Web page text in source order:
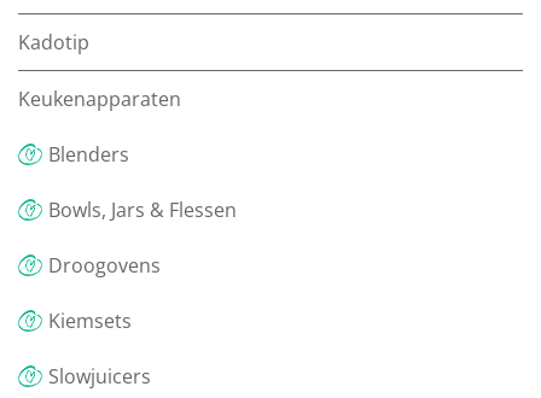
Kadotip
Keukenapparaten
Blenders
Bowls, Jars & Flessen
Droogovens
Kiemsets
Slowjuicers